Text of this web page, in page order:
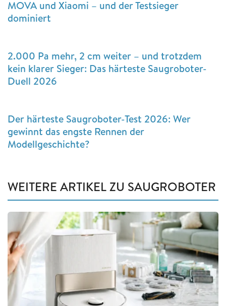
MOVA und Xiaomi – und der Testsieger
dominiert
2.000 Pa mehr, 2 cm weiter – und trotzdem
kein klarer Sieger: Das härteste Saugroboter-
Duell 2026
Der härteste Saugroboter-Test 2026: Wer
gewinnt das engste Rennen der
Modellgeschichte?
WEITERE ARTIKEL ZU SAUGROBOTER